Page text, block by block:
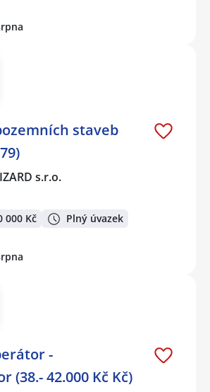
staveb
s.r.o.
000 Kč Plný úvazek
-
(38.- 42.000 Kč Kč)